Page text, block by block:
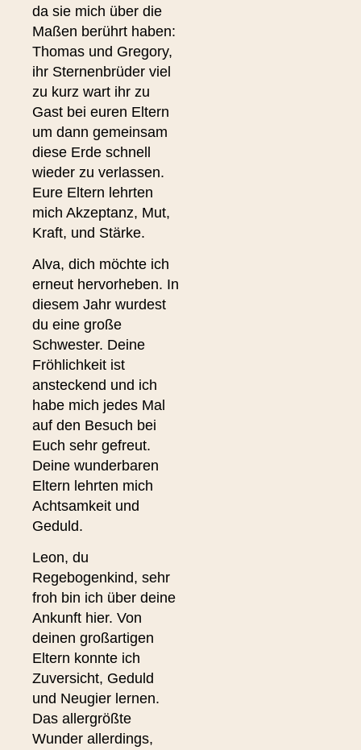
da sie mich über die
Maßen berührt haben:
Thomas und Gregory,
ihr Sternenbrüder viel
zu kurz wart ihr zu
Gast bei euren Eltern
um dann gemeinsam
diese Erde schnell
wieder zu verlassen.
Eure Eltern lehrten
mich Akzeptanz, Mut,
Kraft, und Stärke.
Alva, dich möchte ich
erneut hervorheben. In
diesem Jahr wurdest
du eine große
Schwester. Deine
Fröhlichkeit ist
ansteckend und ich
habe mich jedes Mal
auf den Besuch bei
Euch sehr gefreut.
Deine wunderbaren
Eltern lehrten mich
Achtsamkeit und
Geduld.
Leon, du
Regebogenkind, sehr
froh bin ich über deine
Ankunft hier. Von
deinen großartigen
Eltern konnte ich
Zuversicht, Geduld
und Neugier lernen.
Das allergrößte
Wunder allerdings,